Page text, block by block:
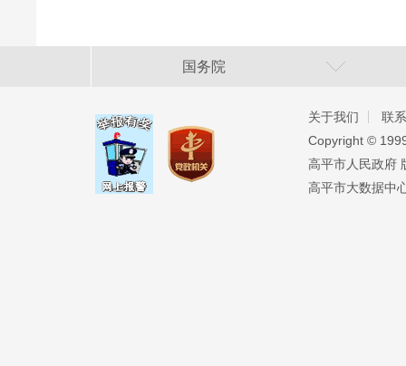
国务院
关于我们
联
Copyright ©️
高平市人民政府
高平市大数据